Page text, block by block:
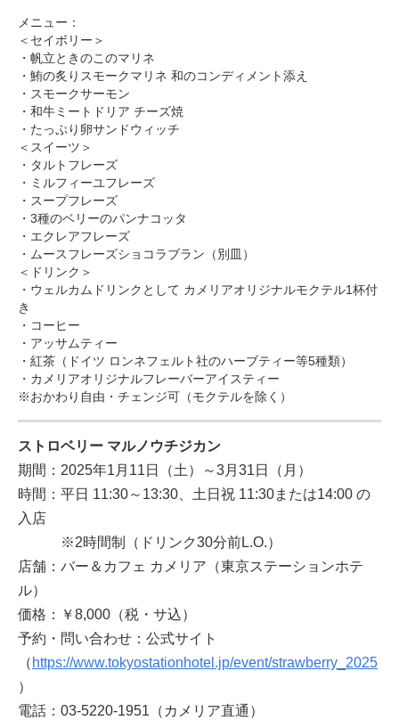
メニュー：
＜セイボリー＞
・帆立ときのこのマリネ
・鮪の炙りスモークマリネ 和のコンディメント添え
・スモークサーモン
・和牛ミートドリア チーズ焼
・たっぷり卵サンドウィッチ
＜スイーツ＞
・タルトフレーズ
・ミルフィーユフレーズ
・スープフレーズ
・3種のベリーのパンナコッタ
・エクレアフレーズ
・ムースフレーズショコラブラン（別皿）
＜ドリンク＞
・ウェルカムドリンクとして カメリアオリジナルモクテル1杯付
き
・コーヒー
・アッサムティー
・紅茶（ドイツ ロンネフェルト社のハーブティー等5種類）
・カメリアオリジナルフレーバーアイスティー
※おかわり自由・チェンジ可（モクテルを除く）
ストロベリー マルノウチジカン
期間：2025年1月11日（土）～3月31日（月）
時間：平日 11:30～13:30、土日祝 11:30または14:00 の
入店
※2時間制（ドリンク30分前L.O.）
店舗：バー＆カフェ カメリア（東京ステーションホテ
ル）
価格：￥8,000（税・サ込）
予約・問い合わせ：公式サイト
（ https://www.tokyostationhotel.jp/event/strawberry_2025
）
電話：03-5220-1951（カメリア直通）